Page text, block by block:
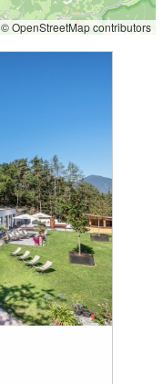
© OpenStreetMap contributors